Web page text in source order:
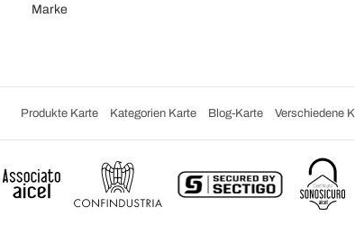
Marke
Produkte Karte Kategorien Karte Blog-Karte Verschiedene